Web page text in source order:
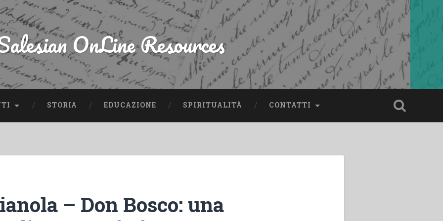
OnLine Resources
STORIA EDUCAZIONE SPIRITUALITÀ CONTATTI
– Don Bosco: una